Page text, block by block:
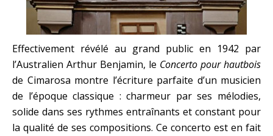
Effectivement révélé au grand public en 1942 par
l’Australien Arthur Benjamin, le Concerto pour hautbois
de Cimarosa montre l’écriture parfaite d’un musicien
de l’époque classique : charmeur par ses mélodies,
solide dans ses rythmes entraînants et constant pour
la qualité de ses compositions. Ce concerto est en fait